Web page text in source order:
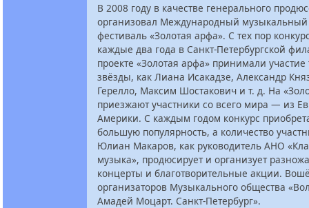
В 2008 году в качестве генерального
организовал Международный музыкальный
фестиваль «Золотая арфа». С тех пор
каждые два года в Санкт-Петербургской
проекте «Золотая арфа» принимали участие
звёзды, как Лиана Исакадзе, Александр
Герелло, Максим Шостакович и т. д. На
приезжают участники со всего мира — из
Америки. С каждым годом конкурс
большую популярность, а количество
Юлиан Макаров, как руководитель АНО
музыка», продюсирует и организует
концерты и благотворительные акции.
организаторов Музыкального общества
Амадей Моцарт. Санкт-Петербург».